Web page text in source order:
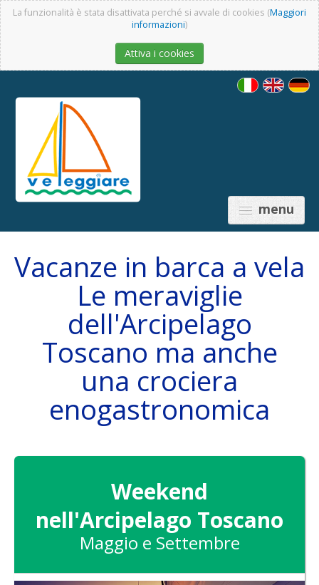
La funzionalità è stata disattivata perché si avvale di cookies (Maggiori
informazioni)
Attiva i cookies
menu
PRICES
THE SAILING BOAT
ATTIVITÀ
Vacanze in barca a vela
Le meraviglie
dell'Arcipelago
Toscano ma anche
una crociera
enogastronomica
Weekend
nell'Arcipelago Toscano
Maggio e Settembre